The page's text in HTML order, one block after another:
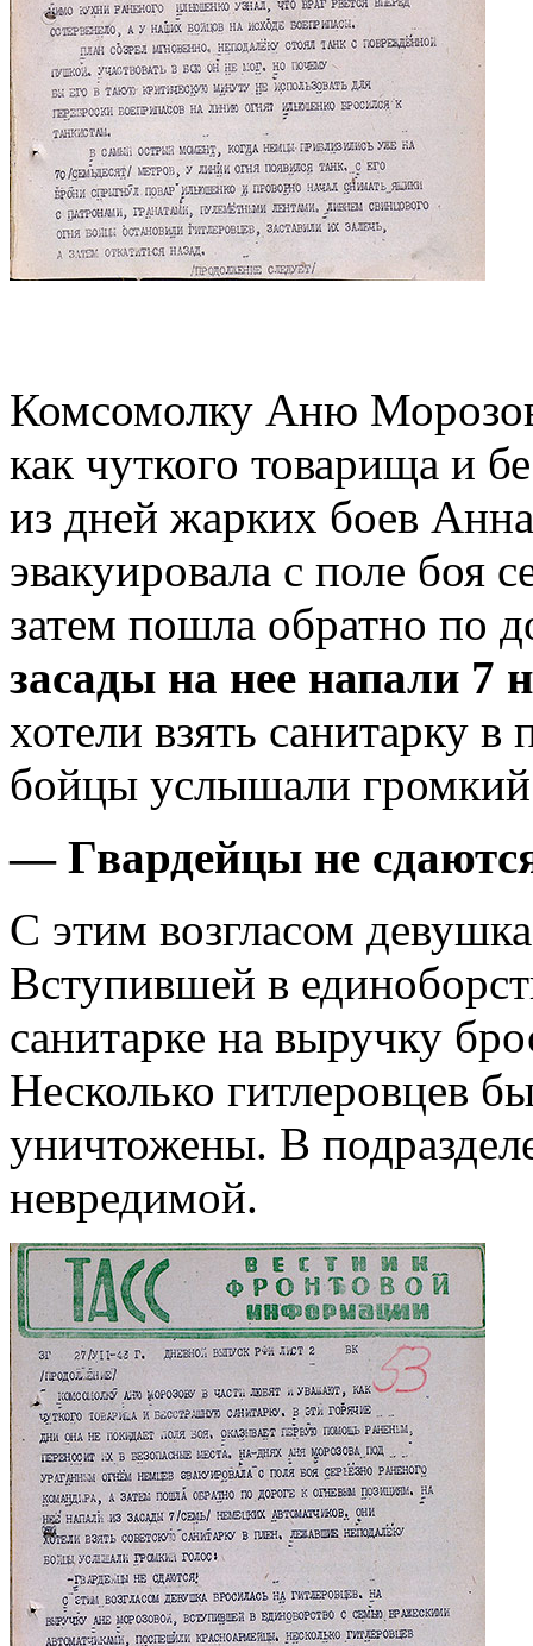
Комсомолку Аню
как чуткого товарища и
из дней жарких боев
эвакуировала с поле боя
затем пошла обратно по
засады на нее напали 7
хотели взять санитарку
бойцы услышали громкий
— Гвардейцы не
С этим возгласом
Вступившей в
санитарке на выручку
Несколько гитлеровцев
уничтожены. В
невредимой.